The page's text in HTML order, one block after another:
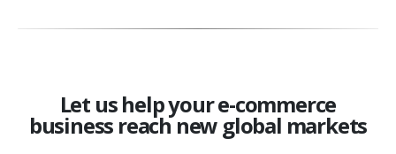
Let us help your e-commerce
business reach new global markets